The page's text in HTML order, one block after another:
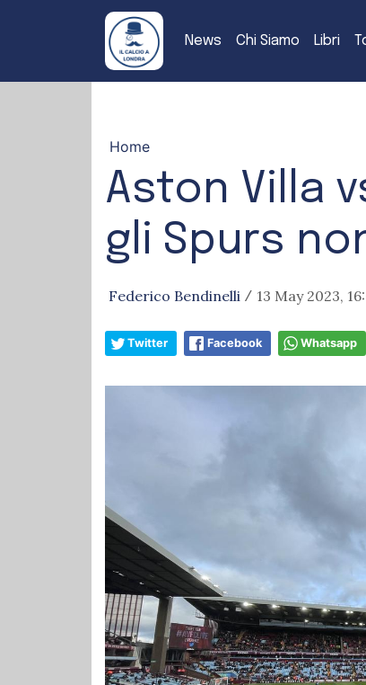
News Chi Siamo Libri
Home
Aston Villa
gli Spurs
Federico Bendinelli / 13 May 2023,
Twitter Facebook Whatsapp